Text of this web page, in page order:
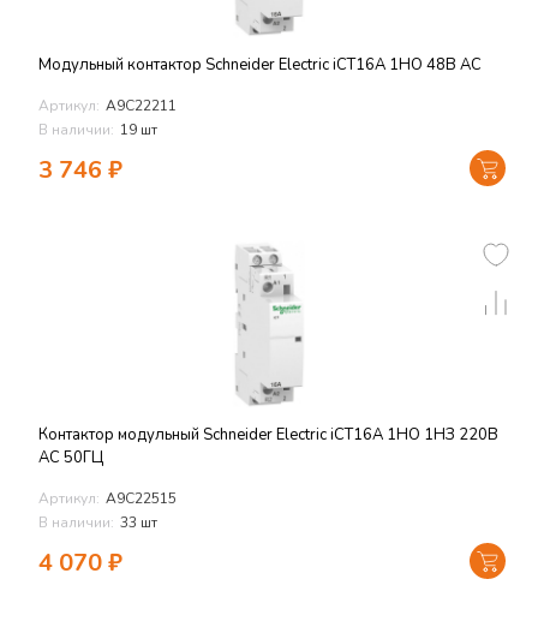
Модульный контактор Schneider Electric iCT16A 1НО 48В АС
Артикул: A9C22211
В наличии: 19 шт
3 746 ₽
Контактор модульный Schneider Electric iCT16A 1НО 1НЗ 220В
АС 50ГЦ
Артикул: A9C22515
В наличии: 33 шт
4 070₽